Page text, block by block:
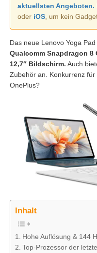
aktuellsten Angeboten.
oder iOS , um kein
Das neue Lenovo Yoga
Qualcomm Snapdragon 8
12,7″ Bildschirm. Auch
Zubehör an. Konkurrenz
OnePlus?
Inhalt
Hohe Auflösung & 144
Top-Prozessor der